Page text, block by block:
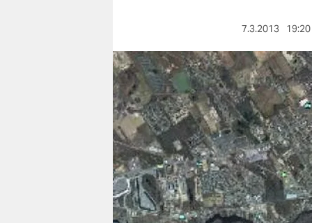
berlin
nord
wahrheit
verlag
verlag
veranstaltungen
7.3.2013